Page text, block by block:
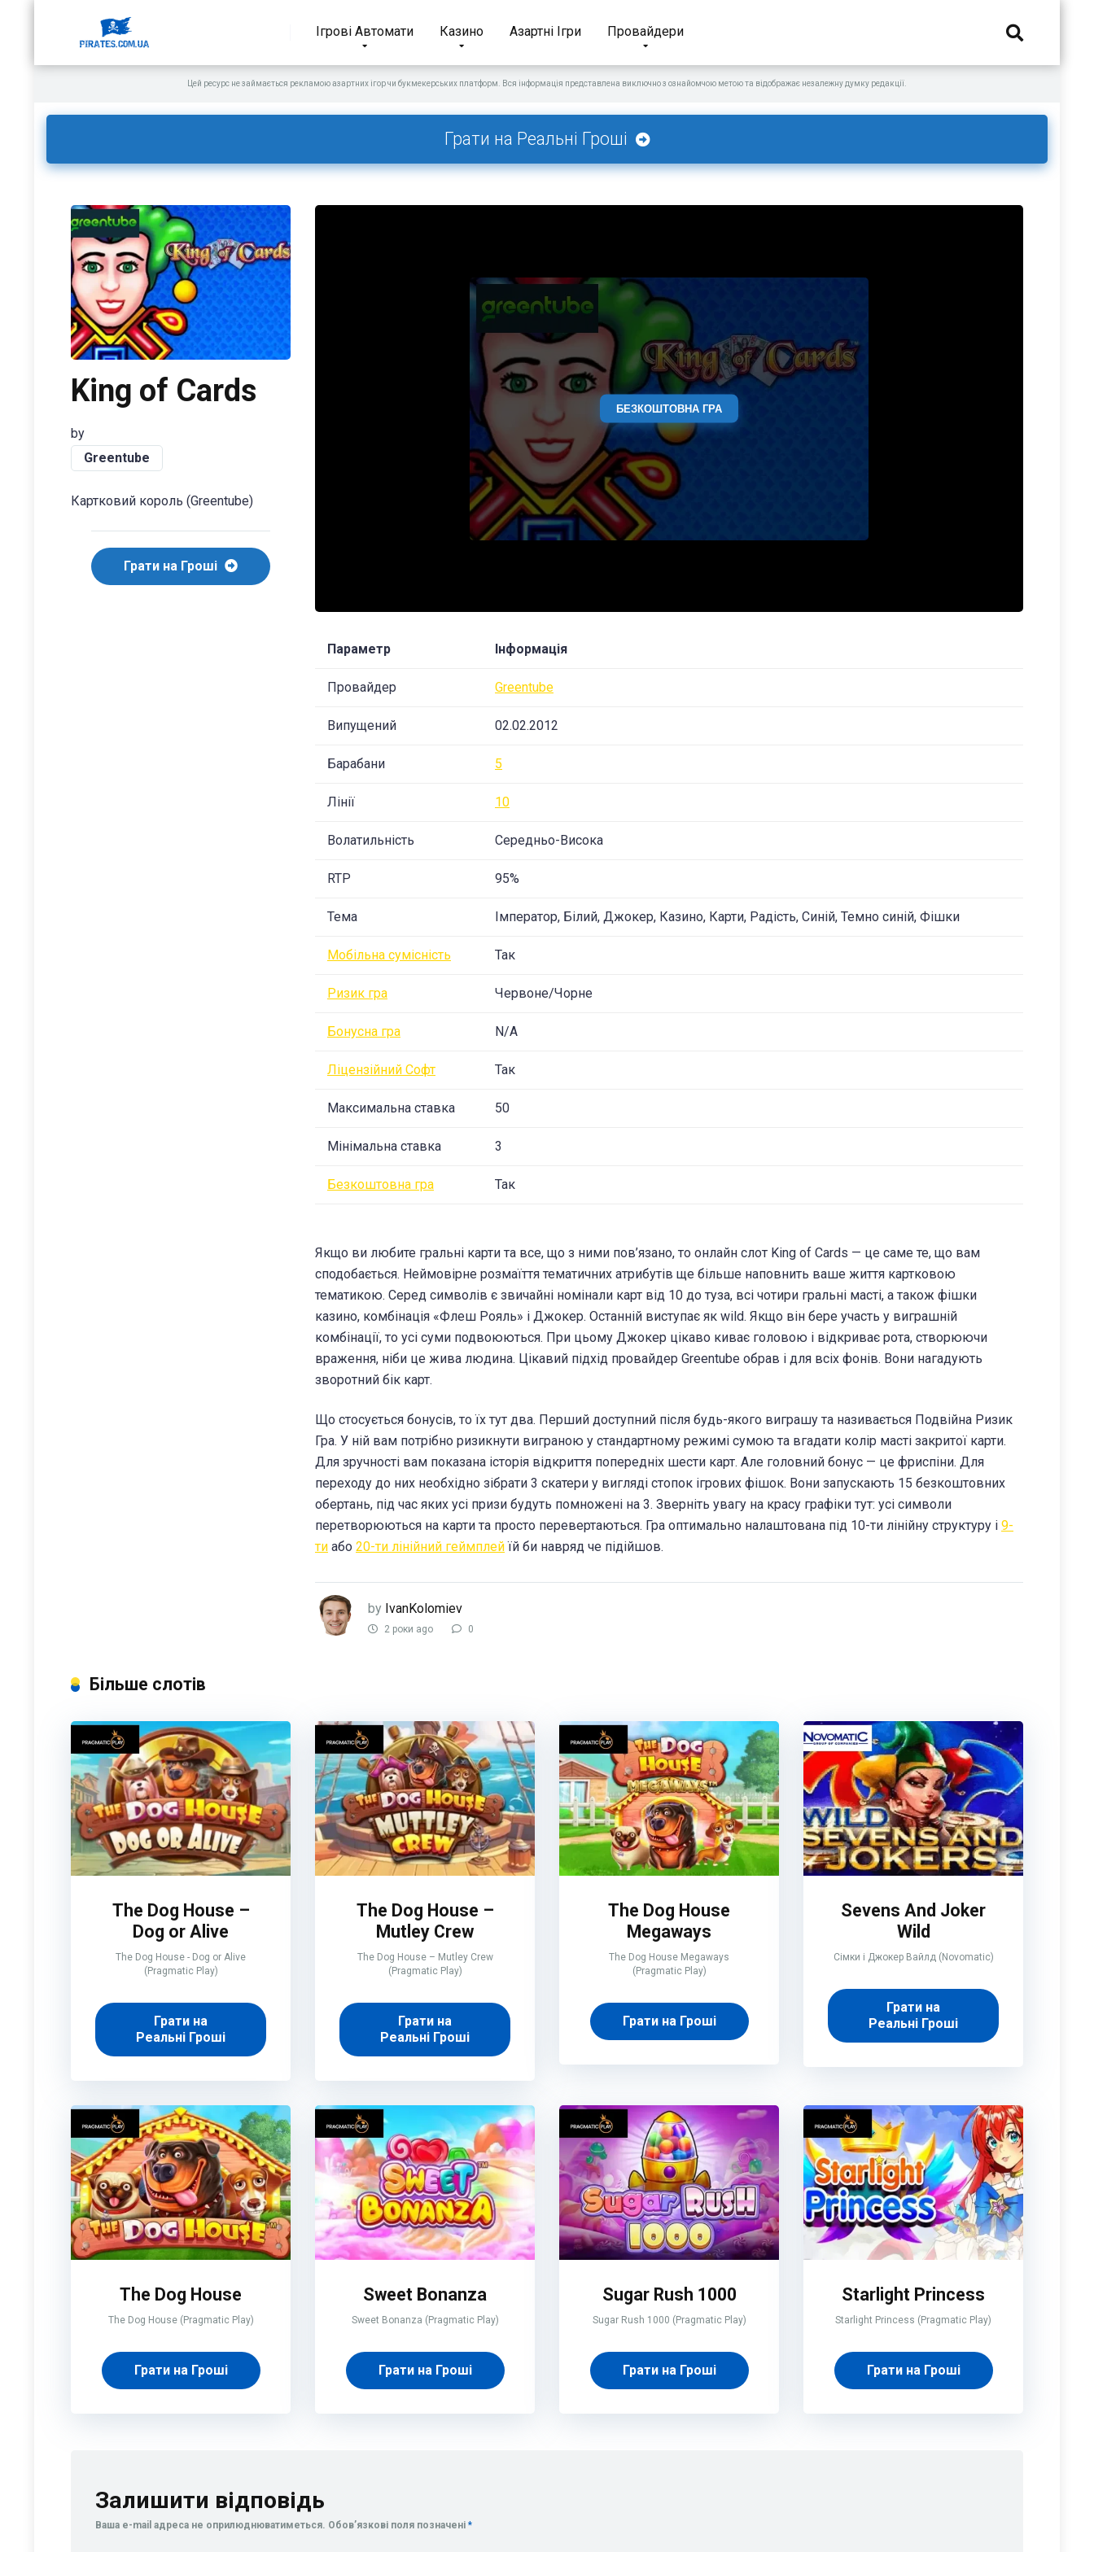
Ігрові Автомати Казино Азартні Ігри Провайдери
Цей ресурс не займається рекламою азартних ігор чи букмекерських платформ. Вся інформація представлена виключно з ознайомчою метою та відображає незалежну думку редакції.
Грати на Реальні Гроші
King of Cards
by
Greentube
Картковий король (Greentube)
Грати на Гроші
БЕЗКОШТОВНА ГРА
Параметр Інформація
Провайдер Greentube
Випущений 02.02.2012
Барабани 5
Лінії 10
Волатильність Середньо-Висока
RTP 95%
Тема Імператор, Білий, Джокер, Казино, Карти, Радість, Синій, Темно синій, Фішки
Мобільна сумісність Так
Ризик гра Червоне/Чорне
Бонусна гра N/A
Ліцензійний Софт Так
Максимальна ставка 50
Мінімальна ставка 3
Безкоштовна гра Так
Якщо ви любите гральні карти та все, що з ними пов’язано, то онлайн слот King of Cards — це саме те, що вам
сподобається. Неймовірне розмаїття тематичних атрибутів ще більше наповнить ваше життя картковою
тематикою. Серед символів є звичайні номінали карт від 10 до туза, всі чотири гральні масті, а також фішки
казино, комбінація «Флеш Рояль» і Джокер. Останній виступає як wild. Якщо він бере участь у виграшній
комбінації, то усі суми подвоюються. При цьому Джокер цікаво киває головою і відкриває рота, створюючи
враження, ніби це жива людина. Цікавий підхід провайдер Greentube обрав і для всіх фонів. Вони нагадують
зворотний бік карт.
Що стосується бонусів, то їх тут два. Перший доступний після будь-якого виграшу та називається Подвійна Ризик
Гра. У ній вам потрібно ризикнути виграною у стандартному режимі сумою та вгадати колір масті закритої карти.
Для зручності вам показана історія відкриття попередніх шести карт. Але головний бонус — це фриспіни. Для
переходу до них необхідно зібрати 3 скатери у вигляді стопок ігрових фішок. Вони запускають 15 безкоштовних
обертань, під час яких усі призи будуть помножені на 3. Зверніть увагу на красу графіки тут: усі символи
перетворюються на карти та просто перевертаються. Гра оптимально налаштована під 10-ти лінійну структуру і 9-
ти або 20-ти лінійний геймплейїй би навряд че підійшов.
by IvanKolomiev
2 роки ago 0
Більше слотів
The Dog House –
Dog or Alive
The Dog House - Dog or Alive
(Pragmatic Play)
Грати на
Реальні Гроші
The Dog House –
Mutley Crew
The Dog House – Mutley Crew
(Pragmatic Play)
Грати на
Реальні Гроші
The Dog House
Megaways
The Dog House Megaways
(Pragmatic Play)
Грати на Гроші
Sevens And Joker
Wild
Сімки і Джокер Вайлд (Novomatic)
Грати на
Реальні Гроші
The Dog House
The Dog House (Pragmatic Play)
Грати на Гроші
Sweet Bonanza
Sweet Bonanza (Pragmatic Play)
Грати на Гроші
Sugar Rush 1000
Sugar Rush 1000 (Pragmatic Play)
Грати на Гроші
Starlight Princess
Starlight Princess (Pragmatic Play)
Грати на Гроші
Залишити відповідь
Ваша e-mail адреса не оприлюднюватиметься. Обов’язкові поля позначені *